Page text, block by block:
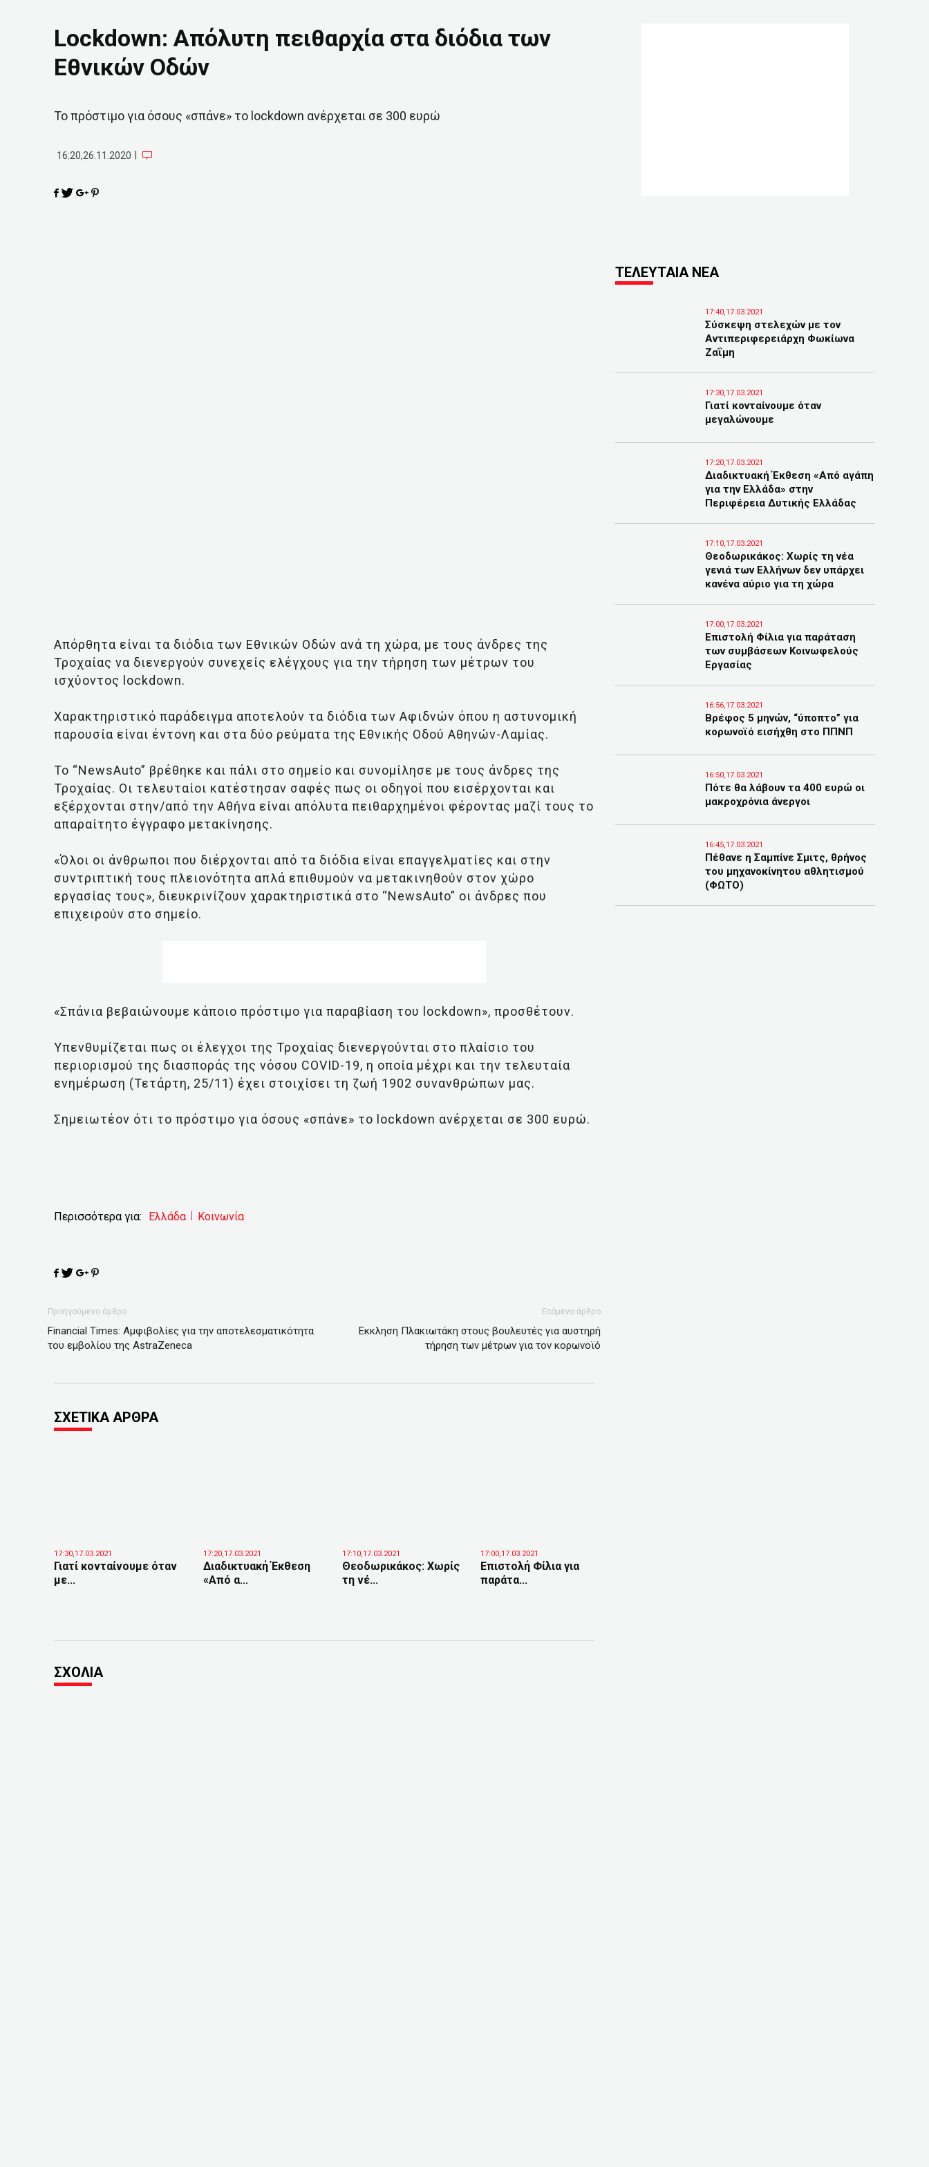
Lockdown: Απόλυτη πειθαρχία στα διόδια των
Εθνικών Οδών
Το πρόστιμο για όσους «σπάνε» το lockdown ανέρχεται σε 300 ευρώ
16:20,26.11.2020
Απόρθητα είναι τα διόδια των Εθνικών Οδών ανά τη χώρα, με τους άνδρες της
Τροχαίας να διενεργούν συνεχείς ελέγχους για την τήρηση των μέτρων του
ισχύοντος lockdown.
Χαρακτηριστικό παράδειγμα αποτελούν τα διόδια των Αφιδνών όπου η αστυνομική
παρουσία είναι έντονη και στα δύο ρεύματα της Εθνικής Οδού Αθηνών-Λαμίας.
Το “NewsAuto” βρέθηκε και πάλι στο σημείο και συνομίλησε με τους άνδρες της
Τροχαίας. Οι τελευταίοι κατέστησαν σαφές πως οι οδηγοί που εισέρχονται και
εξέρχονται στην/από την Αθήνα είναι απόλυτα πειθαρχημένοι φέροντας μαζί τους το
απαραίτητο έγγραφο μετακίνησης.
«Όλοι οι άνθρωποι που διέρχονται από τα διόδια είναι επαγγελματίες και στην
συντριπτική τους πλειονότητα απλά επιθυμούν να μετακινηθούν στον χώρο
εργασίας τους», διευκρινίζουν χαρακτηριστικά στο “NewsAuto” οι άνδρες που
επιχειρούν στο σημείο.
«Σπάνια βεβαιώνουμε κάποιο πρόστιμο για παραβίαση του lockdown», προσθέτουν.
Υπενθυμίζεται πως οι έλεγχοι της Τροχαίας διενεργούνται στο πλαίσιο του
περιορισμού της διασποράς της νόσου COVID-19, η οποία μέχρι και την τελευταία
ενημέρωση (Τετάρτη, 25/11) έχει στοιχίσει τη ζωή 1902 συνανθρώπων μας.
Σημειωτέον ότι το πρόστιμο για όσους «σπάνε» το lockdown ανέρχεται σε 300 ευρώ.
Περισσότερα για: Ελλάδα Κοινωνία
Προηγούμενο άρθρο
Financial Times: Αμφιβολίες για την αποτελεσματικότητα
του εμβολίου της AstraZeneca
Επόμενο άρθρο
Εκκληση Πλακιωτάκη στους βουλευτές για αυστηρή
τήρηση των μέτρων για τον κορωνοϊό
ΣΧΕΤΙΚΑ ΑΡΘΡΑ
17:30,17.03.2021
Γιατί κονταίνουμε όταν
με...
17:20,17.03.2021
Διαδικτυακή Έκθεση
«Από α...
17:10,17.03.2021
Θεοδωρικάκος: Χωρίς
τη νέ...
17:00,17.03.2021
Επιστολή Φίλια για
παράτα...
ΣΧΟΛΙΑ
ΤΕΛΕΥΤΑΙΑ ΝΕΑ
17:40,17.03.2021
Σύσκεψη στελεχών με τον
Αντιπεριφερειάρχη Φωκίωνα
Ζαΐμη
17:30,17.03.2021
Γιατί κονταίνουμε όταν
μεγαλώνουμε
17:20,17.03.2021
Διαδικτυακή Έκθεση «Από αγάπη
για την Ελλάδα» στην
Περιφέρεια Δυτικής Ελλάδας
17:10,17.03.2021
Θεοδωρικάκος: Χωρίς τη νέα
γενιά των Ελλήνων δεν υπάρχει
κανένα αύριο για τη χώρα
17:00,17.03.2021
Επιστολή Φίλια για παράταση
των συμβάσεων Κοινωφελούς
Εργασίας
16:56,17.03.2021
Βρέφος 5 μηνών, “ύποπτο” για
κορωνοϊό εισήχθη στο ΠΠΝΠ
16:50,17.03.2021
Πότε θα λάβουν τα 400 ευρώ οι
μακροχρόνια άνεργοι
16:45,17.03.2021
Πέθανε η Σαμπίνε Σμιτς, θρήνος
του μηχανοκίνητου αθλητισμού
(ΦΩΤΟ)